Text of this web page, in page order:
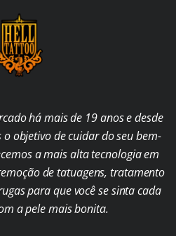
há mais de 19 anos e desde
objetivo de cuidar do seu bem-
a mais alta tecnologia em
de tatuagens, tratamento
para que você se sinta cada
a pele mais bonita.